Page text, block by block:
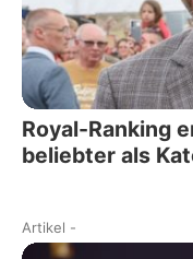
Royal-Ranking
beliebter als
Artikel -